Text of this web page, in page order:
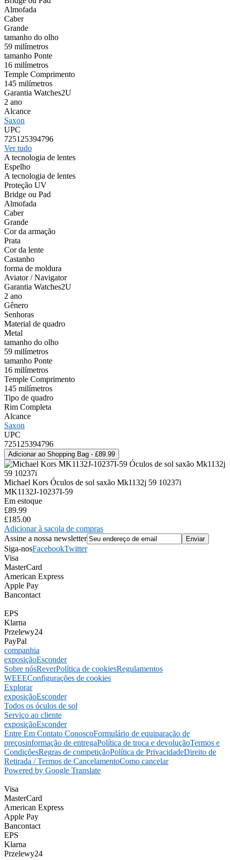
Almofada
Caber
Grande
tamanho do olho
59 milímetros
tamanho Ponte
16 milímetros
Temple Comprimento
145 milímetros
Garantia Watches2U
2 ano
Alcance
Saxon
UPC
725125394796
Ver tudo
A tecnologia de lentes
Espelho
A tecnologia de lentes
Proteção UV
Bridge ou Pad
Almofada
Caber
Grande
Cor da armação
Prata
Cor da lente
Castanho
forma de moldura
Aviator / Navigator
Garantia Watches2U
2 ano
Gênero
Senhoras
Material de quadro
Metal
tamanho do olho
59 milímetros
tamanho Ponte
16 milímetros
Temple Comprimento
145 milímetros
Tipo de quadro
Rim Completa
Alcance
Saxon
UPC
725125394796
Michael Kors Óculos de sol saxão Mk1132j 59 10237i
MK1132J-10237I-59
Em estoque
£89.99
£185.00
Adicionar à sacola de compras
Assine a nossa newsletter
Siga-nosFacebookTwitter
Visa
MasterCard
American Express
Apple Pay
Bancontact
EPS
Klarna
Przelewy24
PayPal
companhia
exposiçãoEsconder
Sobre nósReverPolítica de cookiesRegulamentos
WEEEConfigurações de cookies
Explorar
exposiçãoEsconder
Todos os óculos de sol
Serviço ao cliente
exposiçãoEsconder
Entre Em Contato ConoscoFormulário de equiparação de
preçosinformação de entregaPolítica de troca e devoluçãoTermos e
CondiçõesRegras de competiçãoPolítica de PrivacidadeDireito de
Retirada / Termos de CancelamentoComo cancelar
Powered by Google Translate
Visa
MasterCard
American Express
Apple Pay
Bancontact
EPS
Klarna
Przelewy24